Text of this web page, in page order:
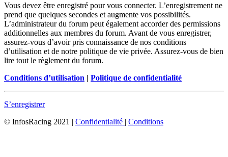
Vous devez être enregistré pour vous connecter. L’enregistrement ne
prend que quelques secondes et augmente vos possibilités.
L’administrateur du forum peut également accorder des permissions
additionnelles aux membres du forum. Avant de vous enregistrer,
assurez-vous d’avoir pris connaissance de nos conditions
d’utilisation et de notre politique de vie privée. Assurez-vous de bien
lire tout le règlement du forum.
Conditions d’utilisation | Politique de confidentialité
S’enregistrer
© InfosRacing 2021 | Confidentialité | Conditions